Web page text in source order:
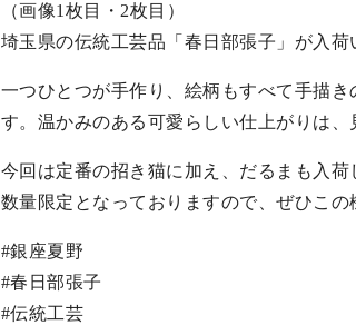
（画像1枚目・2枚目）
埼玉県の伝統工芸品「春日部張子」が入荷
一つひとつが手作り、絵柄もすべて手描
す。温かみのある可愛らしい仕上がりは、
今回は定番の招き猫に加え、だるまも入荷
数量限定となっておりますので、ぜひこの
#銀座夏野
#春日部張子
#伝統工芸